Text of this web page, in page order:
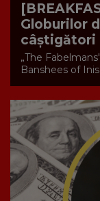
Globurilor
câștigători
„The
Banshees of